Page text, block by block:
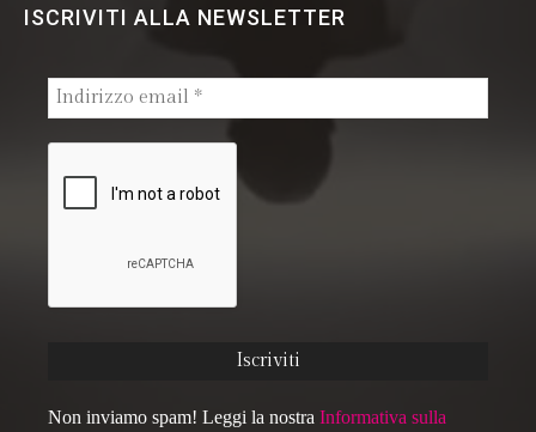
ISCRIVITI ALLA NEWSLETTER
Non inviamo spam! Leggi la nostra Informativa sulla